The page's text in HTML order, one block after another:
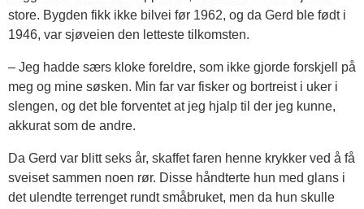
store. Bygden fikk ikke bilvei før 1962, og da Gerd ble født i
1946, var sjøveien den letteste tilkomsten.
– Jeg hadde særs kloke foreldre, som ikke gjorde forskjell på
meg og mine søsken. Min far var fisker og bortreist i uker i
slengen, og det ble forventet at jeg hjalp til der jeg kunne,
akkurat som de andre.
Da Gerd var blitt seks år, skaffet faren henne krykker ved å få
sveiset sammen noen rør. Disse håndterte hun med glans i
det ulendte terrenget rundt småbruket, men da hun skulle